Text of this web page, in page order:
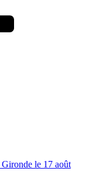
le 17 août